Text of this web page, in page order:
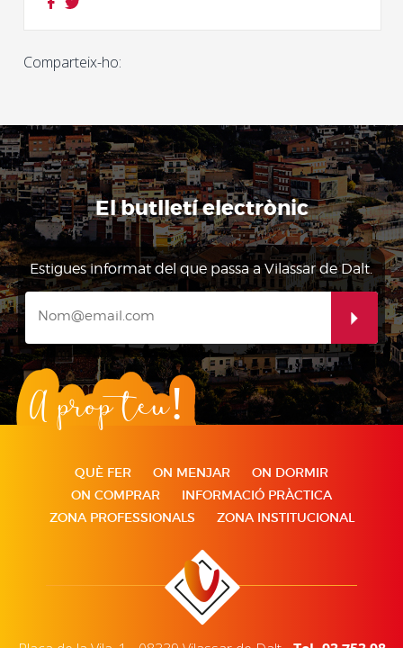
Comparteix-ho:
El butlletí electrònic
Estigues informat del que passa a Vilassar de Dalt.
A prop teu!
QUÈ FER ON MENJAR
ON DORMIR
ON COMPRAR
INFORMACIÓ PRÀCTICA
ZONA PROFESSIONALS
ZONA INSTITUCIONAL